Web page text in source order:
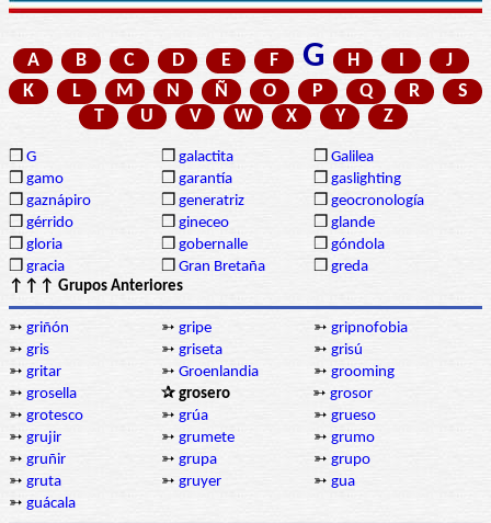
A B C D E F G H I
J
K
L M N Ñ O P Q R
S
T
U V W X Y Z
❒ G ❒ galactita ❒ Galilea
❒ gamo ❒ garantía ❒ gaslighting
❒ gaznápiro ❒ generatriz ❒ geocronología
❒ gérrido ❒ gineceo ❒ glande
❒ gloria ❒ gobernalle ❒ góndola
❒ gracia ❒ Gran Bretaña ❒ greda
↑↑↑ Grupos Anteriores
➳ griñón ➳ gripe ➳ gripnofobia
➳ gris ➳ griseta ➳ grisú
➳ gritar ➳ Groenlandia ➳ grooming
➳ grosella ✰ grosero ➳ grosor
➳ grotesco ➳ grúa ➳ grueso
➳ grujir ➳ grumete ➳ grumo
➳ gruñir ➳ grupa ➳ grupo
➳ gruta ➳ gruyer ➳ gua
➳ guácala